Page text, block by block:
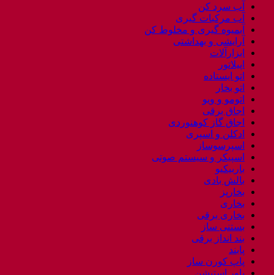
آب سرد کن
آب مرکبات گیری
آبمیوه گیری و مخلوط کن
آرایشی و بهداشتی
ابزارآلات
اپیلاتور
اتو ایستاده
اتو بخار
اتومو و ویو
اجاق برقی
اجاق گاز کوهنوردی
ادکلن و اسپری
اسپرسوساز
اسپیکر و سیستم صوتی
باربیکیو
بالش بادی
بخارپز
بخاری
بخاری برقی
بستنی ساز
بند انداز برقی
پابند
پاپ کورن ساز
پاور استیشن